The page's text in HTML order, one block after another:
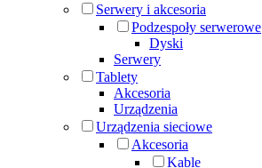
Serwery i akcesoria
Podzespoły serwerowe
Dyski
Serwery
Tablety
Akcesoria
Urządzenia
Urządzenia sieciowe
Akcesoria
Kable